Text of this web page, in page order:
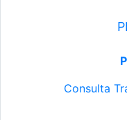
Consulta